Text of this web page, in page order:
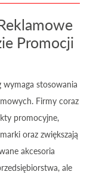
Promocji
wymaga stosowania
Firmy coraz
promocyjne,
oraz zwiększają
akcesoria
ale